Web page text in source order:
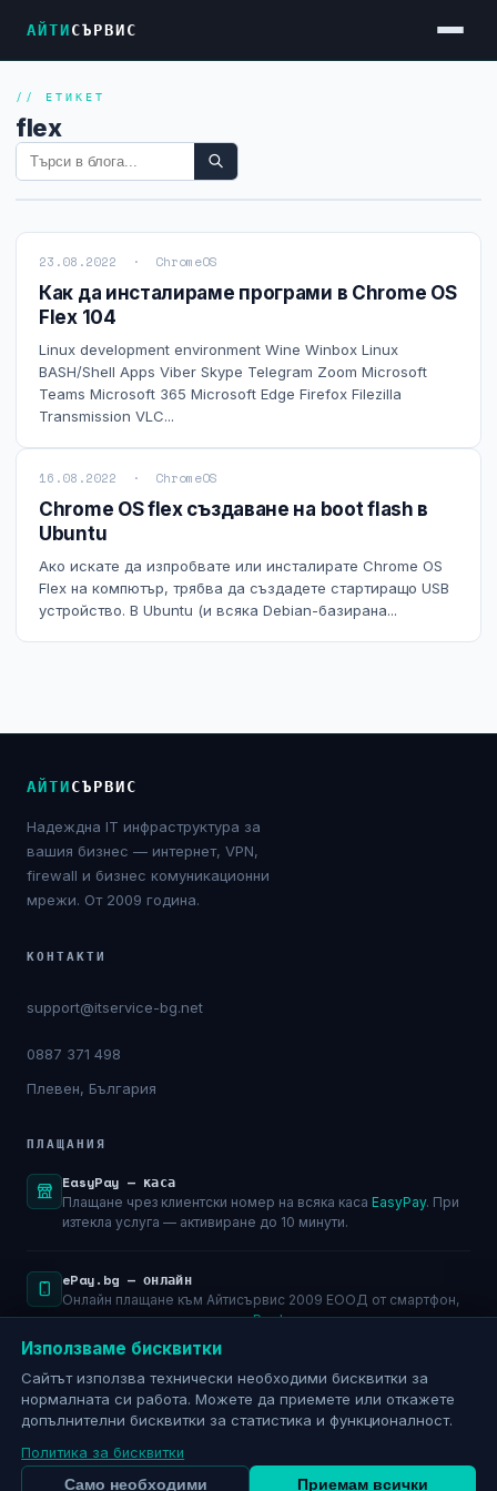
Използваме бисквитки
Сайтът използва технически необходими бисквитки за
нормалната си работа. Можете да приемете или откажете
допълнителни бисквитки за статистика и функционалност.
Политика за бисквитки
Само необходими
Приемам всички
АЙТИСЪРВИС
Услуги
Достъп до Интернет
Видеонаблюдение
Firewall и VPN
Хостинг и VPS сървъри
Абонаментна IT поддръжка
NIS2
Технически изисквания
Общи условия
GDPR
Контакти
Блог
// ЕТИКЕТ
flex
23.08.2022 · ChromeOS
Как да инсталираме програми в Chrome OS
Flex 104
Linux development environment Wine Winbox Linux
BASH/Shell Apps Viber Skype Telegram Zoom Microsoft
Teams Microsoft 365 Microsoft Edge Firefox Filezilla
Transmission VLC...
16.08.2022 · ChromeOS
Chrome OS flex създаване на boot flash в
Ubuntu
Ако искате да изпробвате или инсталирате Chrome OS
Flex на компютър, трябва да създадете стартиращо USB
устройство. В Ubuntu (и всяка Debian-базирана...
АЙТИСЪРВИС
Надеждна IT инфраструктура за
вашия бизнес — интернет, VPN,
firewall и бизнес комуникационни
мрежи. От 2009 година.
КОНТАКТИ
support@itservice-bg.net
0887 371 498
Плевен, България
ПЛАЩАНИЯ
EasyPay — каса
Плащане чрез клиентски номер на всяка каса EasyPay. При
изтекла услуга — активиране до 10 минути.
ePay.bg — онлайн
Онлайн плащане към Айтисървис 2009 ЕООД от смартфон,
лаптоп или компютър чрезePay.bg.
Банков превод
Само срещу фактура по имейл. Общинска банка АД — IBAN:
BG29SOMB91301045793501